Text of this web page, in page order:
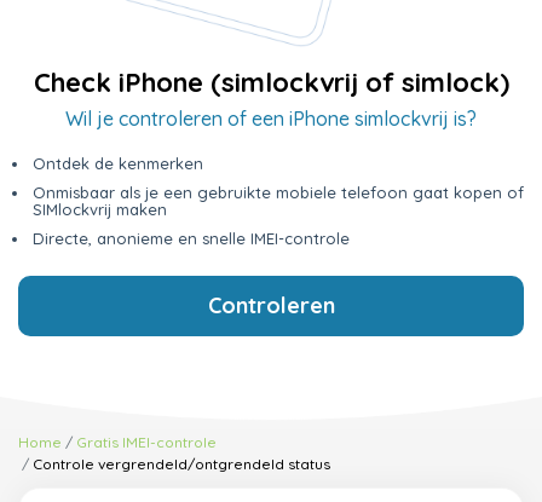
Check iPhone (simlockvrij of simlock)
Wil je controleren of een iPhone simlockvrij is?
Ontdek de kenmerken
Onmisbaar als je een gebruikte mobiele telefoon gaat kopen of
SIMlockvrij maken
Directe, anonieme en snelle IMEI-controle
Controleren
Home
Gratis IMEI-controle
Controle vergrendeld/ontgrendeld status